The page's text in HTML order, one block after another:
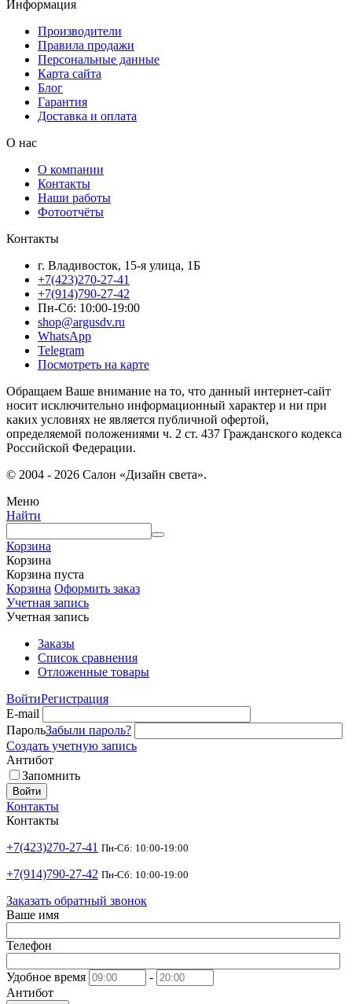
Информация
Производители
Правила продажи
Персональные данные
Карта сайта
Блог
Гарантия
Доставка и оплата
О нас
О компании
Контакты
Наши работы
Фотоотчёты
Контакты
г. Владивосток, 15-я улица, 1Б
+7(423)270-27-41
+7(914)790-27-42
Пн-Сб: 10:00-19:00
shop@argusdv.ru
WhatsApp
Telegram
Посмотреть на карте
Обращаем Ваше внимание на то, что данный интернет-сайт
носит исключительно информационный характер и ни при
каких условиях не является публичной офертой,
определяемой положениями ч. 2 ст. 437 Гражданского кодекса
Российской Федерации.
© 2004 - 2026 Салон «Дизайн света».
Меню
Найти
Корзина
Корзина
Корзина пуста
Корзина Оформить заказ
Учетная запись
Учетная запись
Заказы
Список сравнения
Отложенные товары
ВойтиРегистрация
E-mail
ПарольЗабыли пароль?
Создать учетную запись
Антибот
Запомнить
Войти
Контакты
Контакты
+7(423)270-27-41 Пн-Сб: 10:00-19:00
+7(914)790-27-42 Пн-Сб: 10:00-19:00
Заказать обратный звонок
Ваше имя
Телефон
Удобное время
-
Антибот